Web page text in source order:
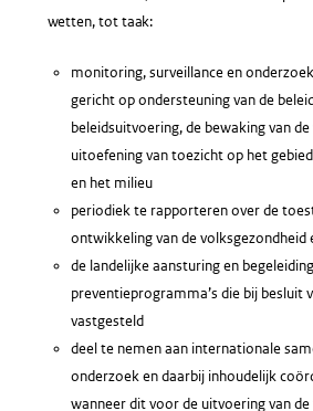
wetten, tot taak:
monitoring, surveillance en
gericht op ondersteuning van de
beleidsuitvoering, de bewaking van
uitoefening van toezicht op het
en het milieu
periodiek te rapporteren over de
ontwikkeling van de volksgezondheid
de landelijke aansturing en
preventieprogramma’s die bij besluit
vastgesteld
deel te nemen aan internationale
onderzoek en daarbij inhoudelijk
wanneer dit voor de uitvoering van